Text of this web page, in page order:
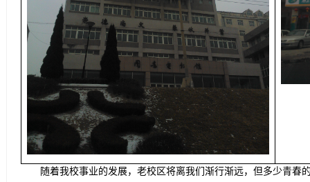
随着我校事业的发展，老校区将离我们渐行渐远，但多少青春